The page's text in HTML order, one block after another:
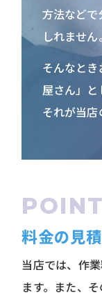
方法などで
しれません
そんなと
屋さん」と
それが当店
料金の見
当店では、作
ます。また、